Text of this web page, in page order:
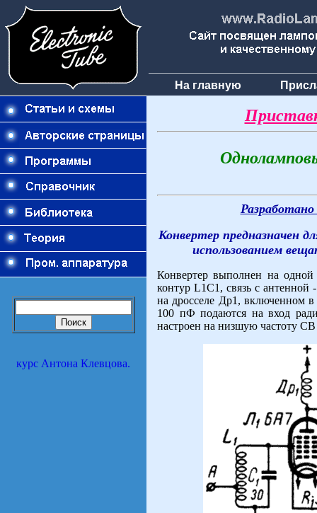
На главную
курс Антона Клевцова.
Конвертер предназначен
использованием
Конвертер выполнен на
контур L1C1, связь с
на дросселе Др1, включенном
100 пФ подаются на вход
настроен на низшую частоту СВ